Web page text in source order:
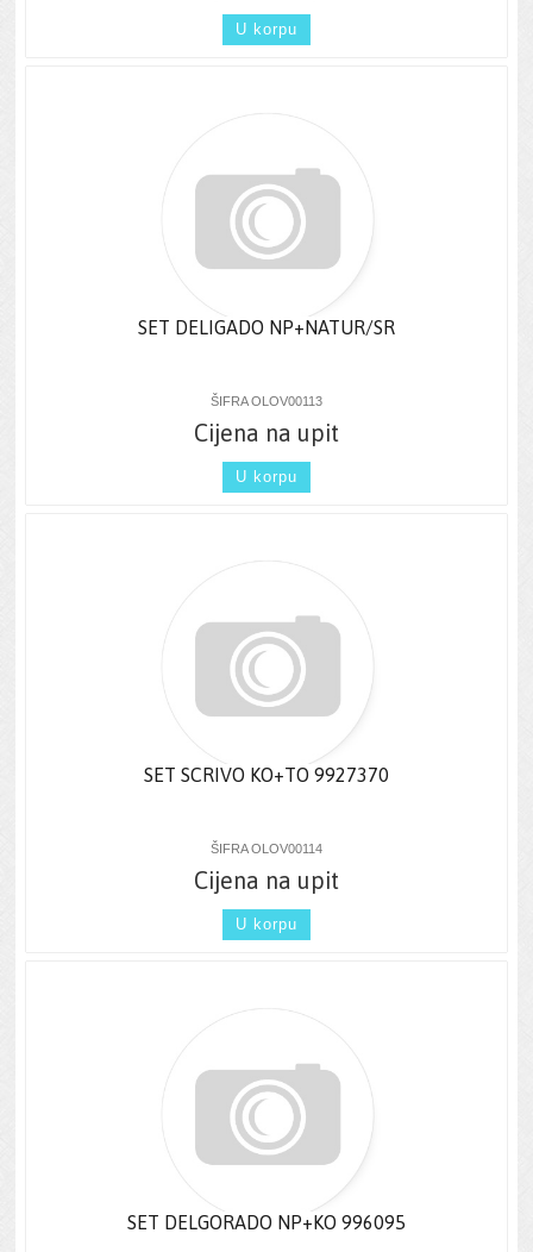
U korpu
SET DELIGADO NP+NATUR/SR
ŠIFRA OLOV00113
Cijena na upit
U korpu
SET SCRIVO KO+TO 9927370
ŠIFRA OLOV00114
Cijena na upit
U korpu
SET DELGORADO NP+KO 996095